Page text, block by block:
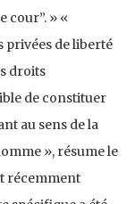
cour”. » «
privées de liberté
droits
de constituer
au sens de la
», résume le
récemment